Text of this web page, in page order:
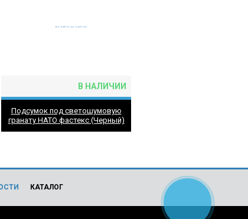
В НАЛИЧИИ
Подсумок под светошумовую
гранату НАТО фастекс (Черный)
КАТАЛОГ